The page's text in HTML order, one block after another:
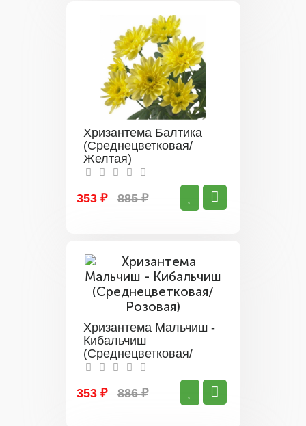
Хризантема Балтика
(Среднецветковая/
Желтая)
353 ₽ 885 ₽
Хризантема Мальчиш -
Кибальчиш
(Среднецветковая/
Розовая)
353 ₽
886 ₽